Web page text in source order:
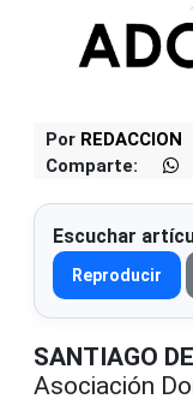
Por REDACCION
Comparte:
Escuchar
Reproducir
SANTIAGO
Asociación